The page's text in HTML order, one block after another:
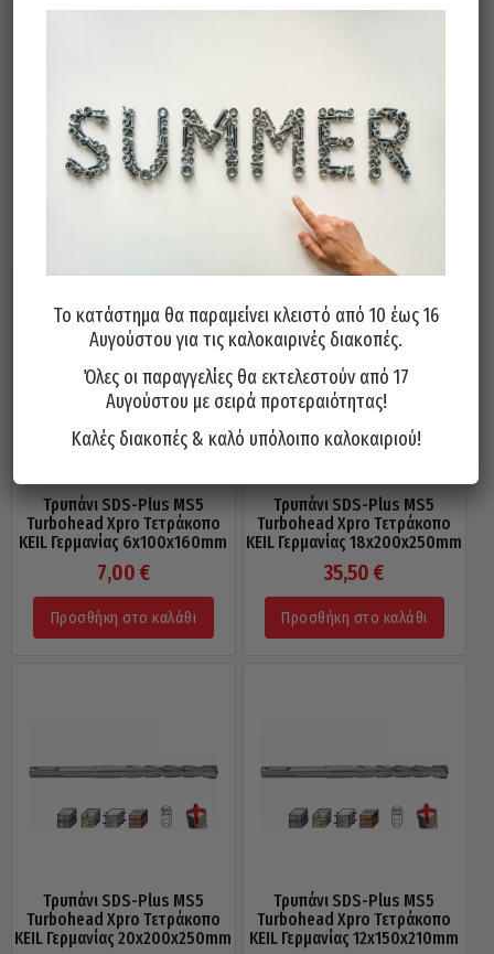
Mικρότερη τριβή
οπλισμένο σκυρόδεμα
Τρυπάνι SDS-Plus MS5
Turbohead Xpro Τετράκοπο
KEIL Γερμανίας 6x100x160mm
7,00 €
Προσθήκη στο καλάθι
Τρυπάνι SDS-Plus MS5
Turbohead Xpro Τετράκοπο
KEIL Γερμανίας 18x200x250mm
35,50€
Προσθήκη στο καλάθι
Τρυπάνι SDS-Plus MS5
Turbohead Xpro Τετράκοπο
KEIL Γερμανίας 20x200x250mm
Τρυπάνι SDS-Plus MS5
Turbohead Xpro Τετράκοπο
KEIL Γερμανίας 12x150x210mm
Το κατάστημα θα παραμείνει κλειστό από 10 έως 16
Αυγούστου για τις καλοκαιρινές διακοπές.
Όλες οι παραγγελίες θα εκτελεστούν από 17
Αυγούστου με σειρά προτεραιότητας!
Καλές διακοπές & καλό υπόλοιπο καλοκαιριού!